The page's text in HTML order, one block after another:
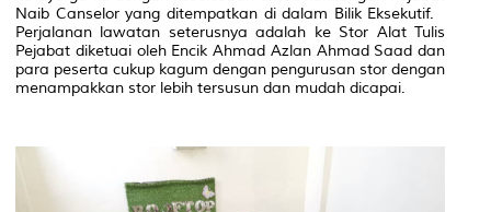
Naib Canselor yang ditempatkan di dalam Bilik Eksekutif.
Perjalanan lawatan seterusnya adalah ke Stor Alat Tulis
Pejabat diketuai oleh Encik Ahmad Azlan Ahmad Saad dan
para peserta cukup kagum dengan pengurusan stor dengan
menampakkan stor lebih tersusun dan mudah dicapai.